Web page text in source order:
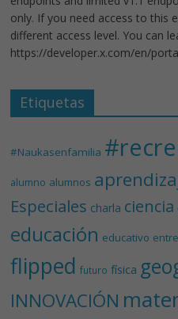
only. If you need access to this
different access level. You can
https://developer.x.com/en/
Etiquetas
#Naukasenfamilia
alumno alumnos
Especiales charla ciencia
educación educativo
flipped futuro física
INNOVACIÓN